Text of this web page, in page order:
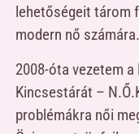
lehetőségeit tárom
modern nő számára.
2008-óta vezetem
Kincsestárát –
problémákra női